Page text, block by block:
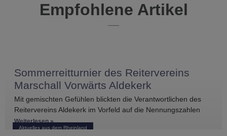
Empfohlene Artikel
Aktuelles aus dem Rheinland
Sommerreitturnier des Reitervereins
Marschall Vorwärts Aldekerk
Mit gemischten Gefühlen blickten die Verantwortlichen des
Reitervereins Aldekerk im Vorfeld auf die Nennungszahlen
vergleichbarer Turniere in der näheren Umgebung. Umso
größer war die
Weiterlesen »